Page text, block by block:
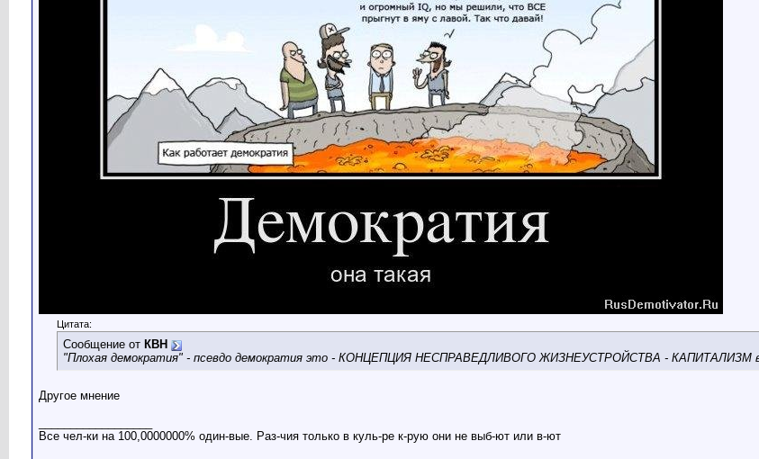
Цитата:
Сообщение от КВН
"Плохая демократия" - псевдо демократия это - КОНЦЕПЦИЯ НЕСПРАВЕДЛИВОГО ЖИЗНЕУСТРОЙСТВА - КАПИТАЛИЗМ в
Другое мнение
Все чел-ки на 100,0000000% один-вые. Раз-чия только в куль-ре к-рую они не выб-ют или в-ют